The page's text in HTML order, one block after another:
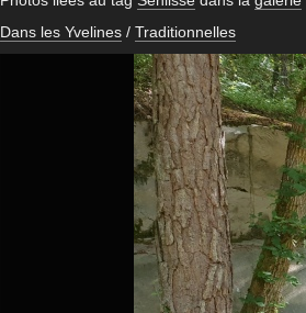
Dans les Yvelines / Traditionnelles